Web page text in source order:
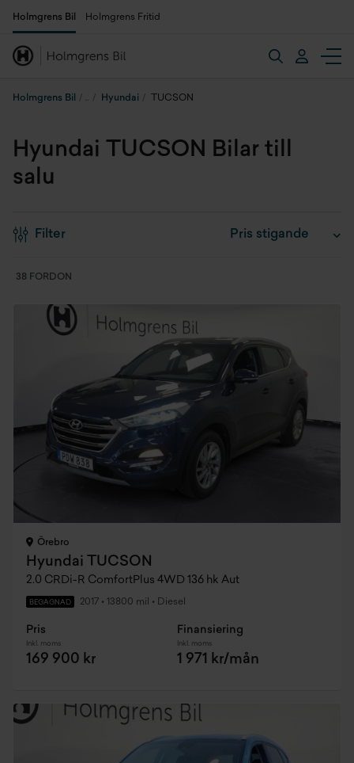
Holmgrens Bil Holmgrens Fritid
Holmgrens Bil Hyundai TUCSON
Hyundai TUCSON Bilar till
salu
Filter
38 FORDON
Örebro
Hyundai TUCSON
2.0 CRDi-R ComfortPlus 4WD 136 hk Aut
BEGAGNAD 2017 • 13800 mil • Diesel
Pris
Inkl. moms
169 900 kr
Finansiering
Inkl. moms
1 971 kr/mån